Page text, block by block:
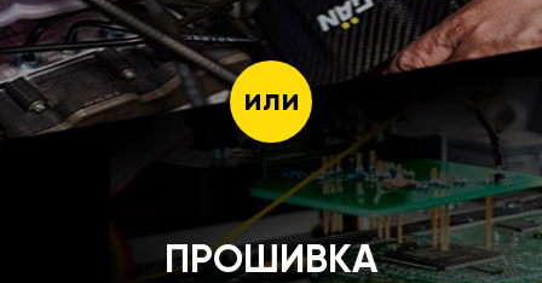
или
ПРОШИВКА